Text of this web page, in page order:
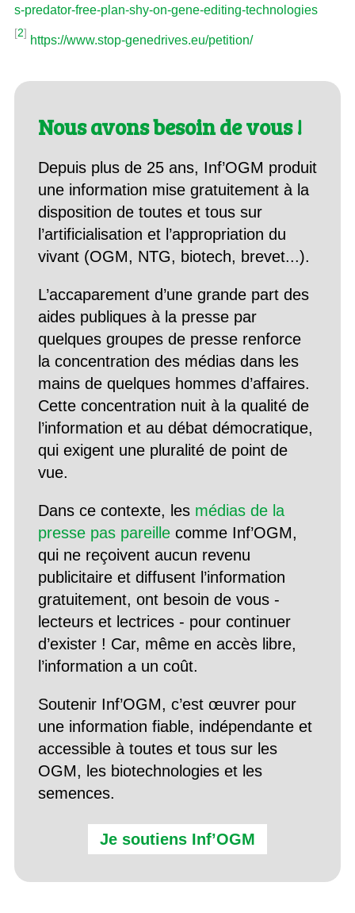
s-predator-free-plan-shy-on-gene-editing-technologies
[2]
https://www.stop-genedrives.eu/petition/
Nous avons besoin de vous !
Depuis plus de 25 ans, Inf’OGM produit
une information mise gratuitement à la
disposition de toutes et tous sur
l’artificialisation et l’appropriation du
vivant (OGM, NTG, biotech, brevet...).
L’accaparement d’une grande part des
aides publiques à la presse par
quelques groupes de presse renforce
la concentration des médias dans les
mains de quelques hommes d’affaires.
Cette concentration nuit à la qualité de
l’information et au débat démocratique,
qui exigent une pluralité de point de
vue.
Dans ce contexte, les médias de la
presse pas pareillecomme Inf’OGM,
qui ne reçoivent aucun revenu
publicitaire et diffusent l’information
gratuitement, ont besoin de vous -
lecteurs et lectrices - pour continuer
d’exister ! Car, même en accès libre,
l’information a un coût.
Soutenir Inf’OGM, c’est œuvrer pour
une information fiable, indépendante et
accessible à toutes et tous sur les
OGM, les biotechnologies et les
semences.
Je soutiens Inf’OGM